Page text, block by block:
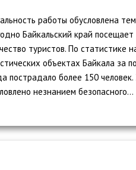
работы обусловлена
Байкальский край
туристов. По статистике
объектах Байкала за
пострадало более 150 человек.
незнанием безопасного...